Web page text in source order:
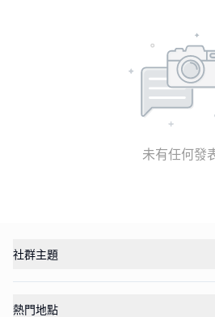
未有任何發
社群主題
熱門地點